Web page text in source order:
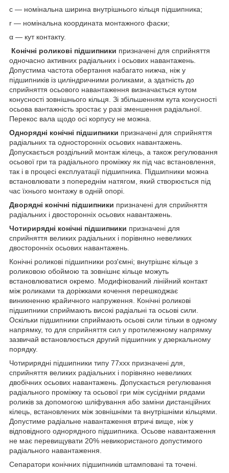
c — номінальна ширина внутрішнього кільця підшипника;
r — номінальна координата монтажного фаски;
α — кут контакту.
Конічні роликові підшипники призначені для сприйняття
одночасно активних радіальних і осьових навантажень.
Допустима частота обертання набагато нижча, ніж у
підшипників із циліндричними роликами, а здатність до
сприйняття осьового навантаження визначається кутом
конусності зовнішнього кільця. Зі збільшенням кута конусності
осьова вантажність зростає у разі зменшення радіальної.
Перекос вала щодо осі корпусу не можна.
Однорядні конічні підшипники призначені для сприйняття
радіальних та односторонніх осьових навантажень.
Допускається роздільний монтаж кілець, а також регулювання
осьової гри та радіального проміжку як під час встановлення,
так і в процесі експлуатації підшипника. Підшипники можна
встановлювати з попереднім натягом, який створюється під
час їхнього монтажу в одній опорі.
Дворядні конічні підшипники призначені для сприйняття
радіальних і двосторонніх осьових навантажень.
Чотирирядні конічні підшипники призначені для
сприйняття великих радіальних і порівняно невеликих
двосторонніх осьових навантажень.
Конічні роликові підшипники роз'ємні; внутрішнє кільце з
роликовою обоймою та зовнішнє кільце можуть
встановлюватися окремо. Модифікований лінійний контакт
між роликами та доріжками кочення перешкоджає
виникненню крайичного напруження. Конічні роликові
підшипники сприймають високі радіальні та осьові сили.
Оскільки підшипники сприймають осьові сили тільки в одному
напрямку, то для сприйняття сил у протилежному напрямку
зазвичай встановлюється другий підшипник у дзеркальному
порядку.
Чотирирядні підшипники типу 77ххх призначені для,
сприйняття великих радіальних і порівняно невеликих
двобічних осьових навантажень. Допускається регулювання
радіального проміжку та осьової гри між сусідніми рядами
роликів за допомогою шліфування або заміни дистанційних
кілець, встановлених між зовнішніми та внутрішніми кільцями.
Допустиме радіальне навантаження втричі вище, ніж у
відповідного однорядного підшипника. Осьове навантаження
не має перевищувати 20% невикористаного допустимого
радіального навантаження.
Сепаратори конічних підшипників штамповані та точені.